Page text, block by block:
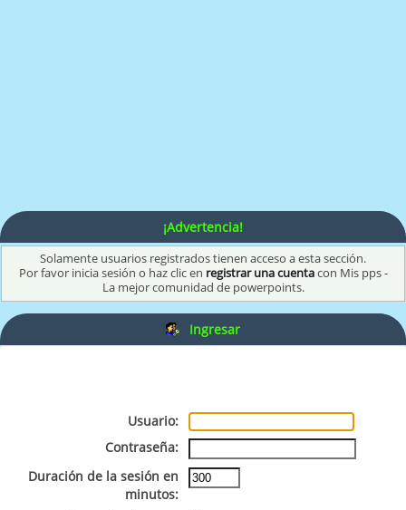
¡Advertencia!
Solamente usuarios registrados tienen acceso a esta sección.
Por favor inicia sesión o haz clic en registrar una cuentacon Mis pps -
La mejor comunidad de powerpoints.
Ingresar
Usuario:
Contraseña:
Duración de la sesión en
minutos: